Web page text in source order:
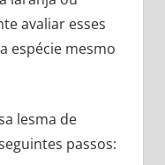
avaliar esses
espécie mesmo
lesma de
passos: